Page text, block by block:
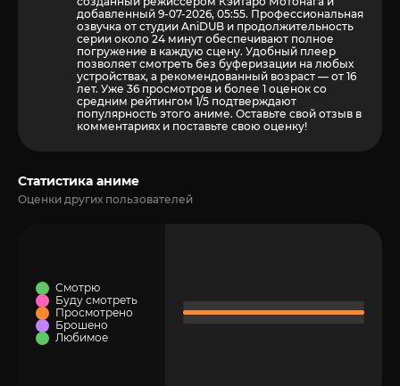
добавленный 9-07-2026, 05:55. Профессиональная
озвучка от студии AniDUB и продолжительность
серии около 24 минут обеспечивают полное
погружение в каждую сцену. Удобный плеер
позволяет смотреть без буферизации на любых
устройствах, а рекомендованный возраст — от 16
лет. Уже 36 просмотров и более 1 оценок со
средним рейтингом 1/5 подтверждают
популярность этого аниме. Оставьте свой отзыв в
комментариях и поставьте свою оценку!
Статистика аниме
Оценки других пользователей
Смотрю
Буду смотреть
Просмотрено
Брошено
Любимое